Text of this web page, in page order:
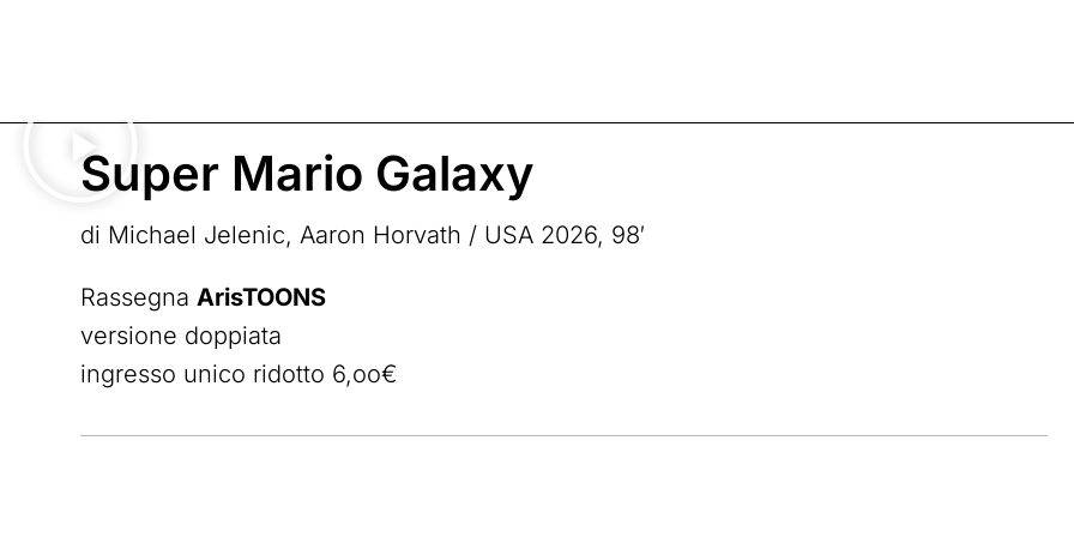
Super Mario Galaxy
di Michael Jelenic, Aaron Horvath / USA 2026, 98′
RassegnaArisTOONS
versione doppiata
ingresso unico ridotto 6,oo€